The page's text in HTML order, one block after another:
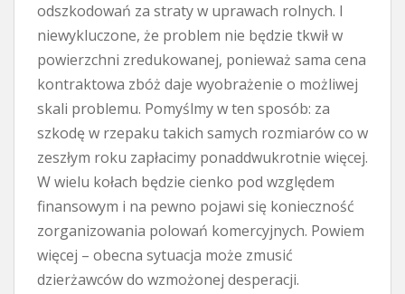
odszkodowań za straty w uprawach rolnych. I
niewykluczone, że problem nie będzie tkwił w
powierzchni zredukowanej, ponieważ sama cena
kontraktowa zbóż daje wyobrażenie o możliwej
skali problemu. Pomyślmy w ten sposób: za
szkodę w rzepaku takich samych rozmiarów co w
zeszłym roku zapłacimy ponaddwukrotnie więcej.
W wielu kołach będzie cienko pod względem
finansowym i na pewno pojawi się konieczność
zorganizowania polowań komercyjnych. Powiem
więcej – obecna sytuacja może zmusić
dzierżawców do wzmożonej desperacji.